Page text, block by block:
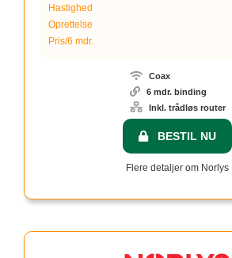
Hastighed
Oprettelse
Pris/6 mdr.
Coax
6 mdr. binding
Inkl. trådløs router
BESTIL NU
Flere detaljer om Norlys